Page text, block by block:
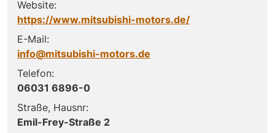
Website:
https://www.mitsubishi-motors.de/
E-Mail:
info@mitsubishi-motors.de
Telefon:
06031 6896-0
Straße, Hausnr:
Emil-Frey-Straße 2